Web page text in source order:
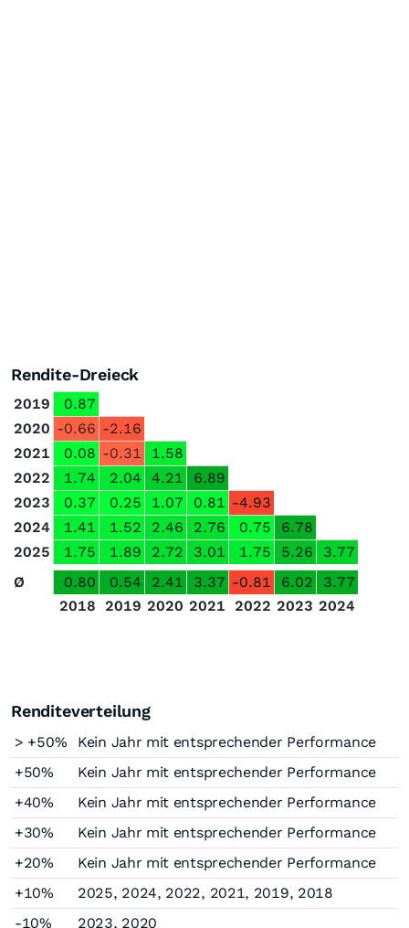
Rendite-Dreieck
2019
0.87
2020 -0.66 -2.16
2021
0.08 -0.31
1.58
2022
1.74 2.04 4.21
6.89
2023
0.37 0.25 1.07 0.81 -4.93
2024
1.41 1.52 2.46 2.76 0.75
6.78
2025
1.75 1.89 2.72 3.01 1.75 5.26
3.77
Ø
0.80 0.54 2.41 3.37 -0.81 6.02
3.77
2018 2019 2020 2021 2022 2023 2024
Renditeverteilung
> +50%
Kein Jahr mit entsprechender Performance
+50%
Kein Jahr mit entsprechender Performance
+40%
Kein Jahr mit entsprechender Performance
+30%
Kein Jahr mit entsprechender Performance
+20%
Kein Jahr mit entsprechender Performance
+10%
2025, 2024, 2022, 2021, 2019, 2018
-10%
2023, 2020